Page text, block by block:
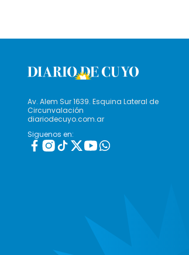
Av. Alem Sur 1639. Esquina Lateral de
Circunvalación
diariodecuyo.com.ar
Siguenos en: